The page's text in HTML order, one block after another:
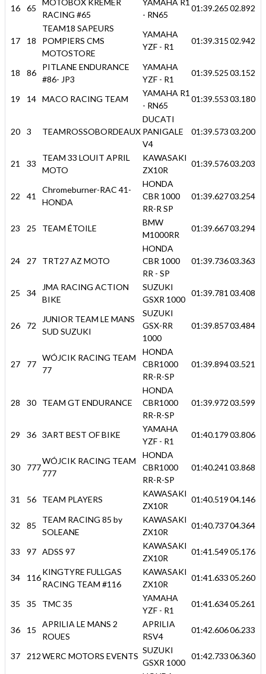
16 65
RACING #65
- RN65
01:39.26502.892
17 18
TEAM18 SAPEURS
POMPIERS CMS
MOTOSTORE
YAMAHA
YZF - R1
01:39.31502.942
18 86
PITLANE ENDURANCE
#86- JP3
YAMAHA
YZF - R1
01:39.52503.152
19 14 MACO RACING TEAM
YAMAHA R1
- RN65
01:39.55303.180
20 3 TEAMROSSOBORDEAUX
DUCATI
PANIGALE
V4
01:39.57303.200
21 33
TEAM 33 LOUIT APRIL
MOTO
KAWASAKI
ZX10R
01:39.57603.203
22 41
Chromeburner-RAC 41-
HONDA
HONDA
CBR 1000
RR-R SP
01:39.62703.254
23 25 TEAM ÉTOILE
BMW
M1000RR
01:39.66703.294
24 27 TRT27 AZ MOTO
HONDA
CBR 1000
RR - SP
01:39.73603.363
25 34
JMA RACING ACTION
BIKE
SUZUKI
GSXR 1000
01:39.781 03.408
26 72
JUNIOR TEAM LE MANS
SUD SUZUKI
SUZUKI
GSX-RR
1000
01:39.85703.484
27 77
WÓJCIK RACING TEAM
77
HONDA
CBR1000
RR-R-SP
01:39.89403.521
28 30 TEAM GT ENDURANCE
HONDA
CBR1000
RR-R-SP
01:39.97203.599
29 36 3ART BEST OF BIKE
YAMAHA
YZF - R1
01:40.17903.806
30 777
WÓJCIK RACING TEAM
777
HONDA
CBR1000
RR-R-SP
01:40.241 03.868
31 56 TEAM PLAYERS
KAWASAKI
ZX10R
01:40.51904.146
32 85
TEAM RACING 85 by
SOLEANE
KAWASAKI
ZX10R
01:40.73704.364
33 97 ADSS 97
KAWASAKI
ZX10R
01:41.54905.176
34 116
KINGTYRE FULLGAS
RACING TEAM #116
KAWASAKI
ZX10R
01:41.63305.260
35 35 TMC 35
YAMAHA
YZF - R1
01:41.63405.261
36 15
APRILIA LE MANS 2
ROUES
APRILIA
RSV4
01:42.60606.233
37 212WERC MOTORS EVENTS
SUZUKI
GSXR 1000
01:42.73306.360